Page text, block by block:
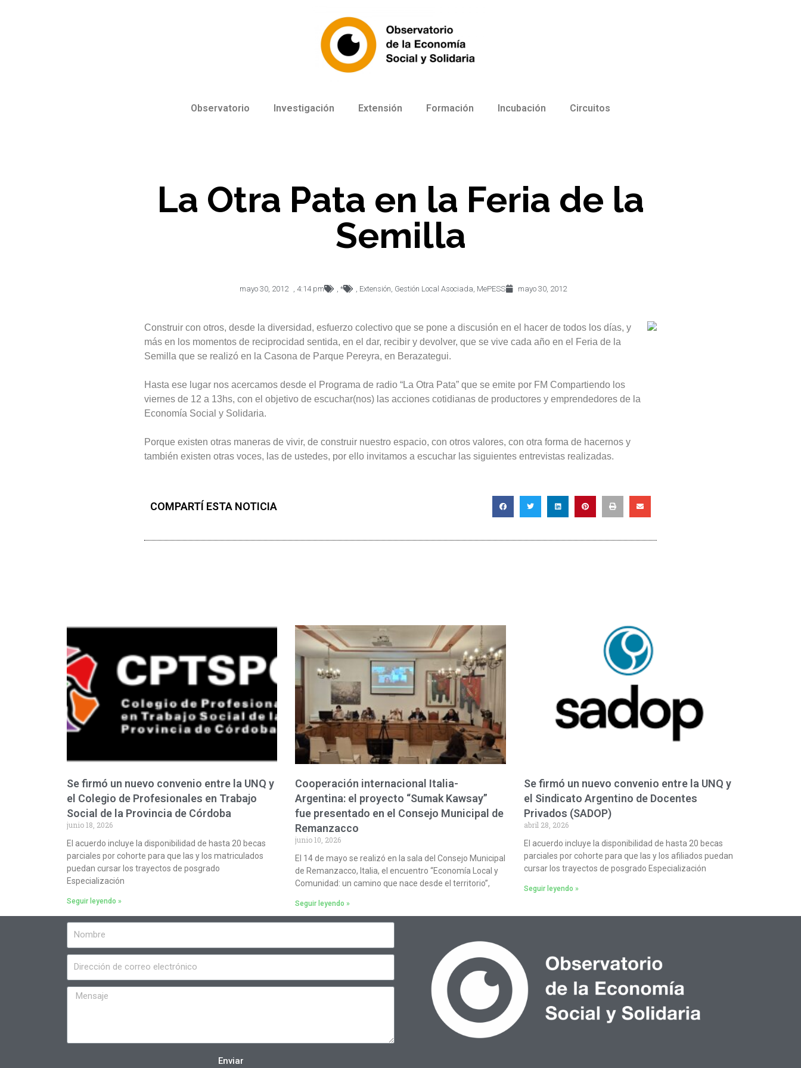
Observatorio Investigación Extensión Formación Incubación Circuitos
La Otra Pata en la Feria de la
Semilla
mayo 30, 2012 4:14 pm * Extensión Gestión Local Asociada MePESS mayo 30, 2012
Construir con otros, desde la diversidad, esfuerzo colectivo que se pone a discusión en el hacer de todos los días, y
más en los momentos de reciprocidad sentida, en el dar, recibir y devolver, que se vive cada año en el Feria de la
Semilla que se realizó en la Casona de Parque Pereyra, en Berazategui.
Hasta ese lugar nos acercamos desde el Programa de radio “La Otra Pata” que se emite por FM Compartiendo los
viernes de 12 a 13hs, con el objetivo de escuchar(nos) las acciones cotidianas de productores y emprendedores de la
Economía Social y Solidaria.
Porque existen otras maneras de vivir, de construir nuestro espacio, con otros valores, con otra forma de hacernos y
también existen otras voces, las de ustedes, por ello invitamos a escuchar las siguientes entrevistas realizadas.
COMPARTÍ ESTA NOTICIA
Se firmó un nuevo convenio entre la UNQ y
el Colegio de Profesionales en Trabajo
Social de la Provincia de Córdoba
junio 18, 2026
El acuerdo incluye la disponibilidad de hasta 20 becas
parciales por cohorte para que las y los matriculados
puedan cursar los trayectos de posgrado
Especialización
Seguir leyendo »
Cooperación internacional Italia-
Argentina: el proyecto “Sumak Kawsay”
fue presentado en el Consejo Municipal de
Remanzacco
junio 10, 2026
El 14 de mayo se realizó en la sala del Consejo Municipal
de Remanzacco, Italia, el encuentro “Economía Local y
Comunidad: un camino que nace desde el territorio”,
Seguir leyendo »
Se firmó un nuevo convenio entre la UNQ y
el Sindicato Argentino de Docentes
Privados (SADOP)
abril 28, 2026
El acuerdo incluye la disponibilidad de hasta 20 becas
parciales por cohorte para que las y los afiliados puedan
cursar los trayectos de posgrado Especialización
Seguir leyendo »
Enviar